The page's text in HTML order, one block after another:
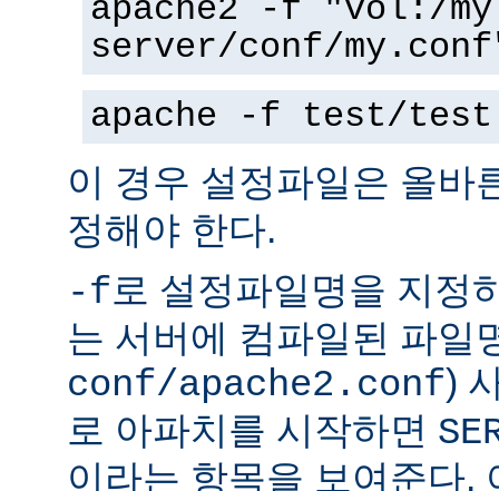
apache2 -f "vol:/my
server/conf/
apache -f test/
이 경우 설정파일은 올바
정해야 한다.
-f로 설정파일명을 지정
는 서버에 컴파일된 파일
conf/apache2.conf)
로 아파치를 시작하면
이라는 항목을 보여준다.